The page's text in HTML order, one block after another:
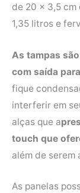
de 20 x 3,5 cm
1,35 litros e
As tampas
com saída
fique
interferir em
alças que a
touch que
além de serem
As panelas